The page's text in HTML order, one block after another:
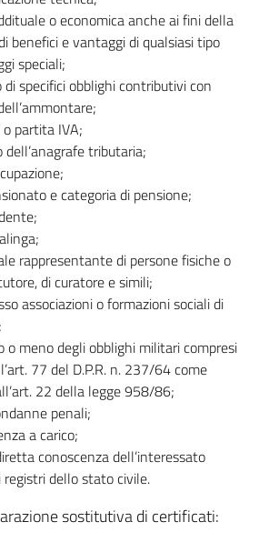
o economica anche ai fini della
benefici e vantaggi di qualsiasi tipo
speciali;
specifici obblighi contributivi con
partita IVA;
dell’anagrafe tributaria;
e categoria di pensione;
rappresentante di persone fisiche o
di curatore e simili;
associazioni o formazioni sociali di
o meno degli obblighi militari compresi
77 del D.P.R. n. 237/64 come
22 della legge 958/86;
penali;
a carico;
conoscenza dell’interessato
dello stato civile.
sostitutiva di certificati: